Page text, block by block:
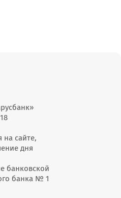
сайте,
дня
банковской
банка № 1